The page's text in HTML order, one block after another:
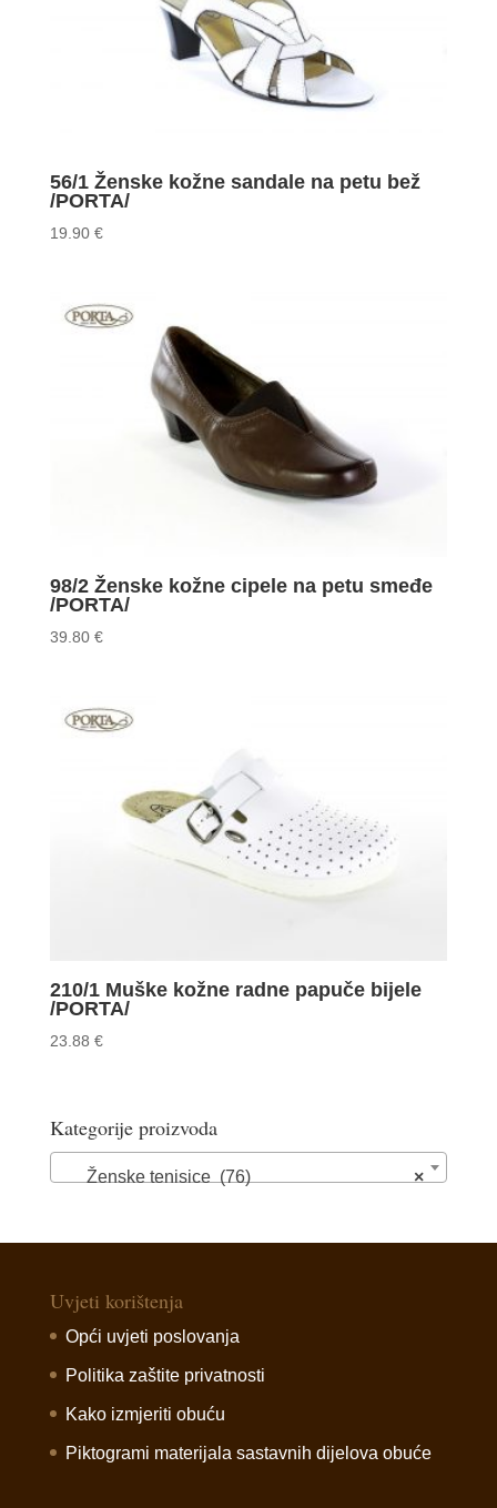
56/1 Ženske kožne sandale na petu bež
/PORTA/
19.90 €
98/2 Ženske kožne cipele na petu smeđe
/PORTA/
39.80 €
210/1 Muške kožne radne papuče bijele
/PORTA/
23.88 €
Kategorije proizvoda
×
Ženske tenisice (76)
Uvjeti korištenja
Opći uvjeti poslovanja
Politika zaštite privatnosti
Kako izmjeriti obuću
Piktogrami materijala sastavnih dijelova obuće